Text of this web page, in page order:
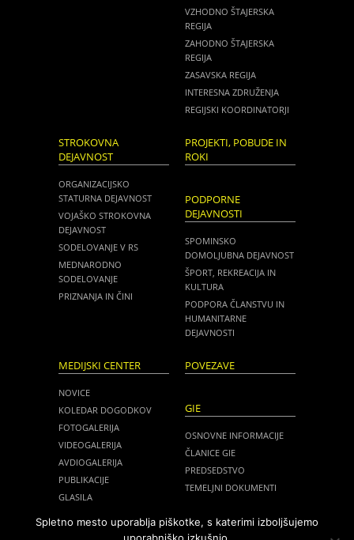
VZHODNO ŠTAJERSKA
REGIJA
ZAHODNO ŠTAJERSKA
REGIJA
ZASAVSKA REGIJA
INTERESNA ZDRUŽENJA
REGIJSKI KOORDINATORJI
STROKOVNA
DEJAVNOST
ORGANIZACIJSKO
STATURNA DEJAVNOST
VOJAŠKO STROKOVNA
DEJAVNOST
SODELOVANJE V RS
MEDNARODNO
SODELOVANJE
PRIZNANJA IN ČINI
PROJEKTI, POBUDE IN
ROKI
PODPORNE
DEJAVNOSTI
SPOMINSKO
DOMOLJUBNA DEJAVNOST
ŠPORT, REKREACIJA IN
KULTURA
PODPORA ČLANSTVU IN
HUMANITARNE
DEJAVNOSTI
MEDIJSKI CENTER
NOVICE
KOLEDAR DOGODKOV
FOTOGALERIJA
VIDEOGALERIJA
AVDIOGALERIJA
PUBLIKACIJE
GLASILA
POVEZAVE
GIE
OSNOVNE INFORMACIJE
ČLANICE GIE
PREDSEDSTVO
TEMELJNI DOKUMENTI
ZASEDANJA
Spletno mesto uporablja piškotke, s katerimi izboljšujemo